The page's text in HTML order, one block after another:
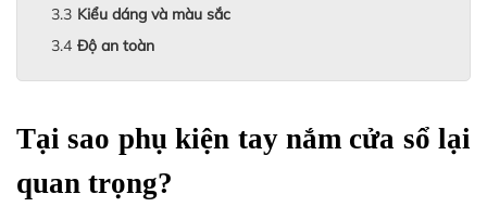
Kiểu dáng và màu sắc
Độ an toàn
Tại sao phụ kiện tay nắm cửa sổ lại
quan trọng?